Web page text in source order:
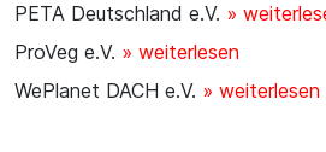
PETA Deutschland e.V. »
ProVeg e.V. » weiterlesen
WePlanet DACH e.V. » weiterlesen